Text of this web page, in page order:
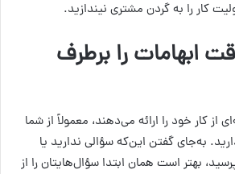
کار را به گردن مشتری نیندازید.
ابهامات را برطرف
کار خود را ارائه می‌دهند، معمولاً از شما
به‌جای گفتن این‌که سؤالی ندارید یا
بهتر است همان ابتدا سؤال‌هایتان را از